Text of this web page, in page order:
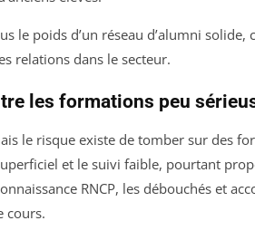
le poids d’un réseau d’alumni
relations dans le secteur.
les formations peu
le risque existe de tomber sur des
et le suivi faible, pourtant
RNCP, les débouchés et
cours.